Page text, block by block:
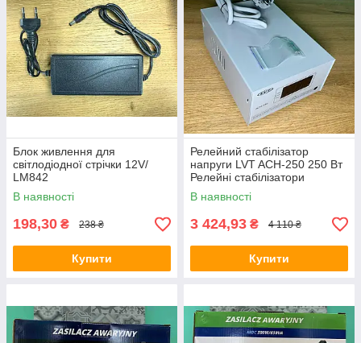
Блок живлення для
світлодіодної стрічки 12V/
LM842
В наявності
198,30 ₴ 238 ₴
Купити
Релейний стабілізатор
напруги LVT ACH-250 250 Вт
Релейні стабілізатори
напруги
В наявності
3 424,93 ₴ 4 110 ₴
Купити